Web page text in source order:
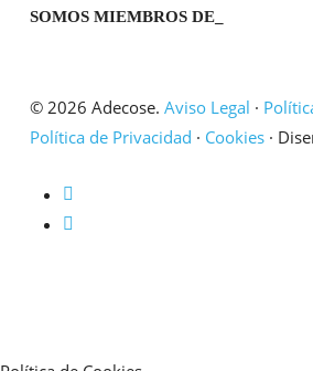
SOMOS MIEMBROS DE_
© 2026 Adecose. Aviso Legal ·
Política de Privacidad · Cookies·
twitter
linkedin